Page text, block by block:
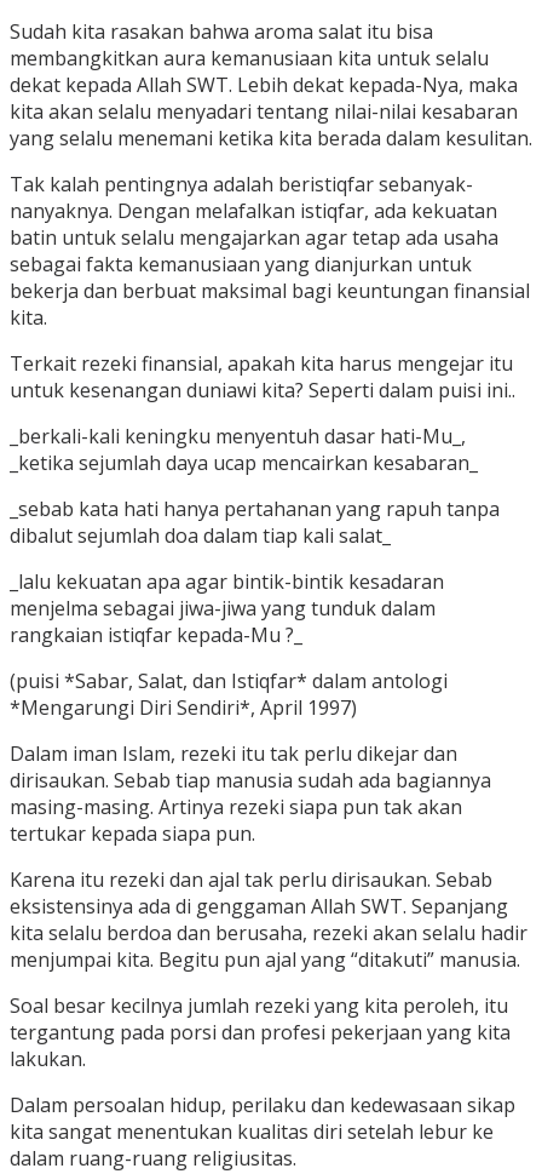
Sudah kita rasakan bahwa aroma salat itu bisa
membangkitkan aura kemanusiaan kita untuk selalu
dekat kepada Allah SWT. Lebih dekat kepada-Nya, maka
kita akan selalu menyadari tentang nilai-nilai kesabaran
yang selalu menemani ketika kita berada dalam kesulitan.
Tak kalah pentingnya adalah beristiqfar sebanyak-
nanyaknya. Dengan melafalkan istiqfar, ada kekuatan
batin untuk selalu mengajarkan agar tetap ada usaha
sebagai fakta kemanusiaan yang dianjurkan untuk
bekerja dan berbuat maksimal bagi keuntungan finansial
kita.
Terkait rezeki finansial, apakah kita harus mengejar itu
untuk kesenangan duniawi kita? Seperti dalam puisi ini..
_berkali-kali keningku menyentuh dasar hati-Mu_,
_ketika sejumlah daya ucap mencairkan kesabaran_
_sebab kata hati hanya pertahanan yang rapuh tanpa
dibalut sejumlah doa dalam tiap kali salat_
_lalu kekuatan apa agar bintik-bintik kesadaran
menjelma sebagai jiwa-jiwa yang tunduk dalam
rangkaian istiqfar kepada-Mu ?_
(puisi *Sabar, Salat, dan Istiqfar* dalam antologi
*Mengarungi Diri Sendiri*, April 1997)
Dalam iman Islam, rezeki itu tak perlu dikejar dan
dirisaukan. Sebab tiap manusia sudah ada bagiannya
masing-masing. Artinya rezeki siapa pun tak akan
tertukar kepada siapa pun.
Karena itu rezeki dan ajal tak perlu dirisaukan. Sebab
eksistensinya ada di genggaman Allah SWT. Sepanjang
kita selalu berdoa dan berusaha, rezeki akan selalu hadir
menjumpai kita. Begitu pun ajal yang “ditakuti” manusia.
Soal besar kecilnya jumlah rezeki yang kita peroleh, itu
tergantung pada porsi dan profesi pekerjaan yang kita
lakukan.
Dalam persoalan hidup, perilaku dan kedewasaan sikap
kita sangat menentukan kualitas diri setelah lebur ke
dalam ruang-ruang religiusitas.